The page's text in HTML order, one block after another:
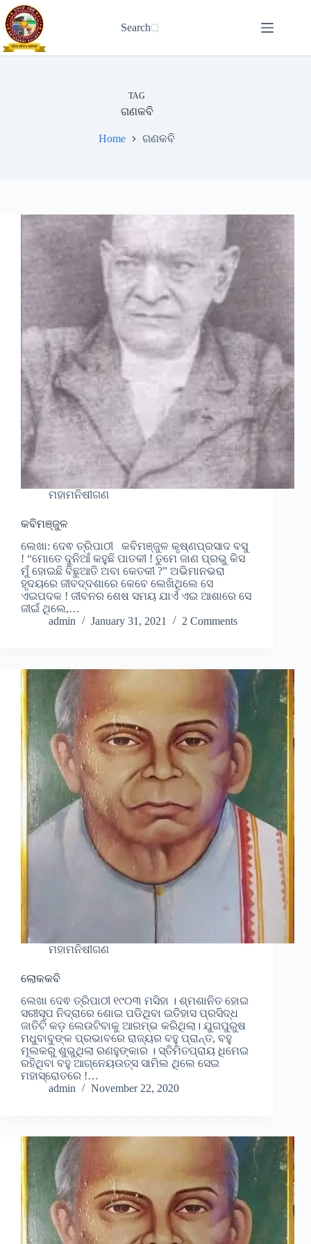
Skip
to
content
Search
TAG
ଗଣକବି
Home ଗଣକବି
ମହାମନିଷୀଗଣ
କବିମଞ୍ଜୁଳ
ଲେଖା: ଦେଵ ତ୍ରିପାଠୀ କବିମଞ୍ଜୁଳ କୃଷ୍ଣପ୍ରସାଦ ବସୁ
! “ମୋତେ ଦୁନିଆଁ କହୁଛି ପାତକୀ ! ତୁମେ ଜାଣ ପ୍ରଭୁ କିସ
ମୁଁ ହୋଇଛି ବିଛୁଆତି ଅବା କେତକୀ ?” ଅଭିମାନଭରା
ହୃଦୟରେ ଜୀବଦ୍ଦଶାରେ କେବେ ଲେଖିଥିଲେ ସେ
ଏଇପଦକ ! ଜୀବନର ଶେଷ ସମୟ ଯାଏଁ ଏଇ ଆଶାରେ ସେ
ଜୀଇଁ ଥିଲେ,…
admin
January 31, 2021 2 Comments
ମହାମନିଷୀଗଣ
ଲୋକକବି
ଲେଖା ଦେଵ ତ୍ରିପାଠୀ ୧୯୦୩ ମସିହା । ଶ୍ମଶାନିତ ହୋଇ
ସରୀସୃପ ନିଦ୍ରାରେ ଶୋଇ ପଡିଥିବା ଇତିହାସ ପ୍ରସିଦ୍ଧ
ଜାତିଟି କଡ଼ ଲେଉଟିବାକୁ ଆରମ୍ଭ କରିଥିଲା। ଯୁଗପୁରୁଷ
ମଧୁବାବୁଙ୍କ ପ୍ରଭାବରେ ରାଜ୍ୟର ବହୁ ପ୍ରାନ୍ତ, ବହୁ
ମୂଲକରୁ ଶୁଭୁଥିଲା ରଣହୁଙ୍କାର । ସ୍ତିମିତପ୍ରାୟ ଧିମେଇ
ରହିଥିବା ବହୁ ଆଗ୍ନେୟଉତ୍ସ ସାମିଲ ଥିଲେ ସେଇ
ମହାସ୍ରୋତରେ !…
admin
November 22, 2020